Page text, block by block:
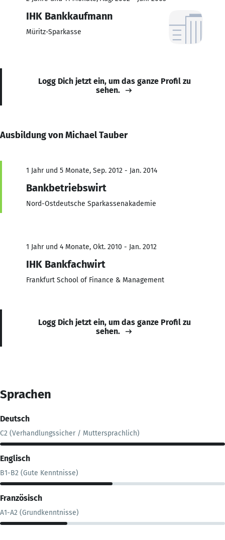
IHK Bankkaufmann
Müritz-Sparkasse
Logg Dich jetzt ein, um das ganze Profil zu
sehen.
Ausbildung von Michael Tauber
1 Jahr und 5 Monate, Sep. 2012 - Jan. 2014
Bankbetriebswirt
Nord-Ostdeutsche Sparkassenakademie
1 Jahr und 4 Monate, Okt. 2010 - Jan. 2012
IHK Bankfachwirt
Frankfurt School of Finance & Management
Logg Dich jetzt ein, um das ganze Profil zu
sehen.
Sprachen
Deutsch
C2 (Verhandlungssicher / Muttersprachlich)
Englisch
B1-B2 (Gute Kenntnisse)
Französisch
A1-A2 (Grundkenntnisse)